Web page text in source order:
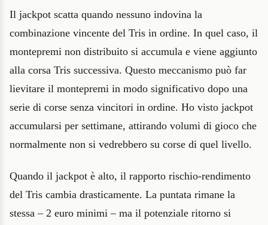
Il jackpot scatta quando nessuno indovina la
combinazione vincente del Tris in ordine. In quel caso, il
montepremi non distribuito si accumula e viene aggiunto
alla corsa Tris successiva. Questo meccanismo può far
lievitare il montepremi in modo significativo dopo una
serie di corse senza vincitori in ordine. Ho visto jackpot
accumularsi per settimane, attirando volumi di gioco che
normalmente non si vedrebbero su corse di quel livello.
Quando il jackpot è alto, il rapporto rischio-rendimento
del Tris cambia drasticamente. La puntata rimane la
stessa – 2 euro minimi – ma il potenziale ritorno si